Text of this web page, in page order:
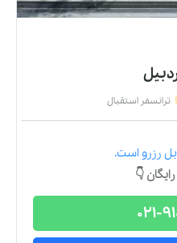
ترانسفر استقبال
رزرو است.
👇
021-